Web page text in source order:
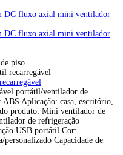
DC fluxo axial mini ventilador
DC fluxo axial mini ventilador
portátil/ventilador de
Aplicação: casa, escritório,
produto: Mini ventilador de
de refrigeração
USB portátil Cor:
Capacidade de